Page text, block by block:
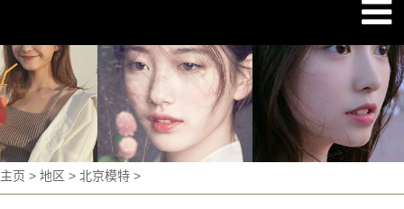
主页 > 地区 > 北京模特 >